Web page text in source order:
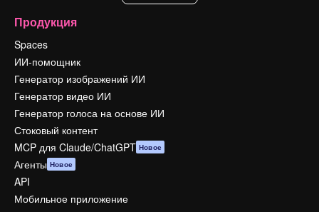
Продукция
Spaces
ИИ-помощник
Генератор изображений ИИ
Генератор видео ИИ
Генератор голоса на основе ИИ
Стоковый контент
MCP для Claude/ChatGPT Новое
Агенты Новое
API
Мобильное приложение